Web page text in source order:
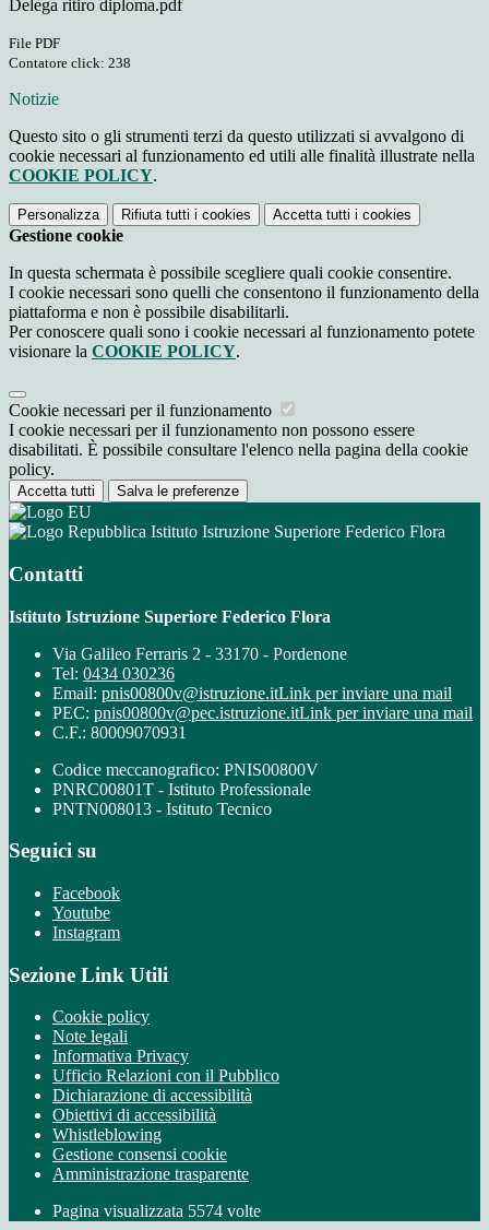
Delega ritiro diploma.pdf
File PDF
Contatore click: 238
Notizie
Questo sito o gli strumenti terzi da questo utilizzati si avvalgono di
cookie necessari al funzionamento ed utili alle finalità illustrate nella
COOKIE POLICY.
Personalizza Rifiuta tutti i cookies Accetta tutti i cookies
Gestione cookie
In questa schermata è possibile scegliere quali cookie consentire.
I cookie necessari sono quelli che consentono il funzionamento della
piattaforma e non è possibile disabilitarli.
Per conoscere quali sono i cookie necessari al funzionamento potete
visionare la COOKIE POLICY.
Cookie necessari per il funzionamento
I cookie necessari per il funzionamento non possono essere
disabilitati. È possibile consultare l'elenco nella pagina della cookie
policy.
Accetta tutti Salva le preferenze
Istituto Istruzione Superiore Federico Flora
Contatti
Istituto Istruzione Superiore Federico Flora
Via Galileo Ferraris 2 - 33170 - Pordenone
Tel: 0434 030236
Email: pnis00800v@istruzione.itLink per inviare una mail
PEC: pnis00800v@pec.istruzione.itLink per inviare una mail
C.F.: 80009070931
Codice meccanografico: PNIS00800V
PNRC00801T - Istituto Professionale
PNTN008013 - Istituto Tecnico
Seguici su
Facebook
Youtube
Instagram
Sezione Link Utili
Cookie policy
Note legali
Informativa Privacy
Ufficio Relazioni con il Pubblico
Dichiarazione di accessibilità
Obiettivi di accessibilità
Whistleblowing
Gestione consensi cookie
Amministrazione trasparente
Pagina visualizzata 5574 volte